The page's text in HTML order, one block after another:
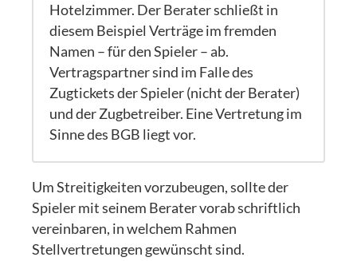
Hotelzimmer. Der Berater schließt in
diesem Beispiel Verträge im fremden
Namen – für den Spieler – ab.
Vertragspartner sind im Falle des
Zugtickets der Spieler (nicht der Berater)
und der Zugbetreiber. Eine Vertretung im
Sinne des BGB liegt vor.
Um Streitigkeiten vorzubeugen, sollte der
Spieler mit seinem Berater vorab schriftlich
vereinbaren, in welchem Rahmen
Stellvertretungen gewünscht sind.